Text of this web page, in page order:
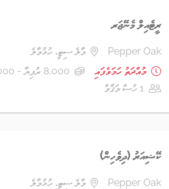
ރީޓެއިލް މެނޭޖަރ
Pepper Oak
މާލެ ސިޓީ، ހުޅުމާލެ
މުއްދަތު ހަމަވެފައި
8,000 ރުފިޔާ - 12,000 ރުފިޔާ
1 ހުސް މަޤާމް
ކޭޝިއަރު (ދިވެހިން)
Pepper Oak
މާލެ ސިޓީ، ހުޅުމާލެ